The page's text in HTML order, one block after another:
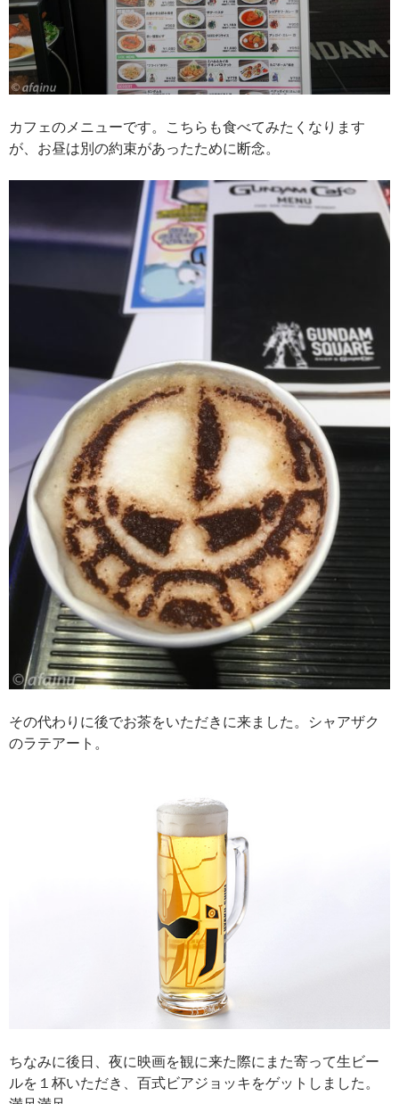
カフェのメニューです。こちらも食べてみたくなります
が、お昼は別の約束があったために断念。
その代わりに後でお茶をいただきに来ました。シャアザク
のラテアート。
ちなみに後日、夜に映画を観に来た際にまた寄って生ビー
ルを１杯いただき、百式ビアジョッキをゲットしました。